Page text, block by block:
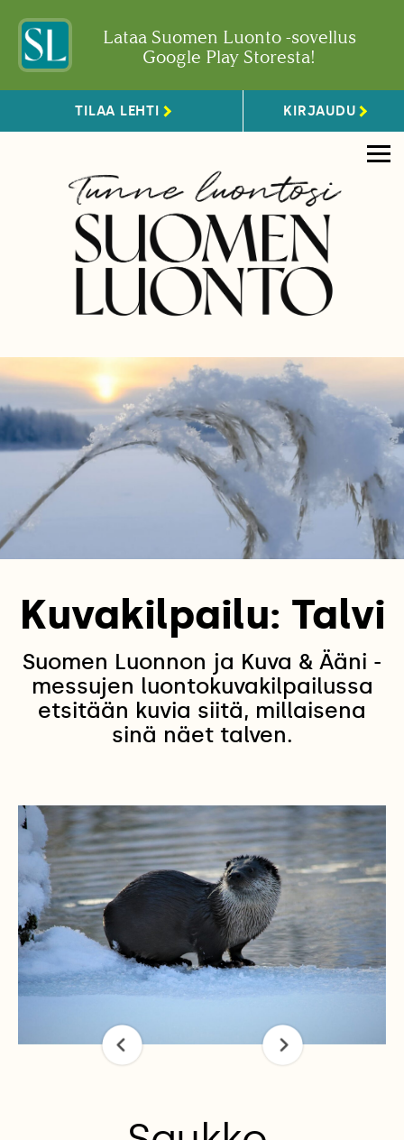
Lataa Suomen Luonto -sovellus
Google Play Storesta!
TILAA LEHTI KIRJAUDU
Kuvakilpailu: Talvi
Suomen Luonnon ja Kuva & Ääni -
messujen luontokuvakilpailussa
etsitään kuvia siitä, millaisena
sinä näet talven.